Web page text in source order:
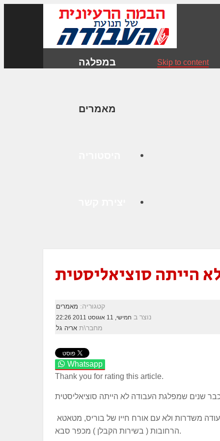
במפלגה
מאמרים
Skip to content
קטגוריה: מאמרים
נוצר ב חמישי, 11 אוגוסט 2011 22:26
מחבר\ת אריה גל
Whatsapp
Thank you for rating this article.
משדרות ולא עם אורח חייו של בוריס, מטאטא
הרחובות ( בשירות הקבלן ) מכפר סבא.